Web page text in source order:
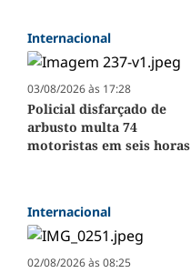
Internacional
03/08/2026 às 17:28
Policial disfarçado de
arbusto multa 74
motoristas em seis horas
Internacional
02/08/2026 às 08:25